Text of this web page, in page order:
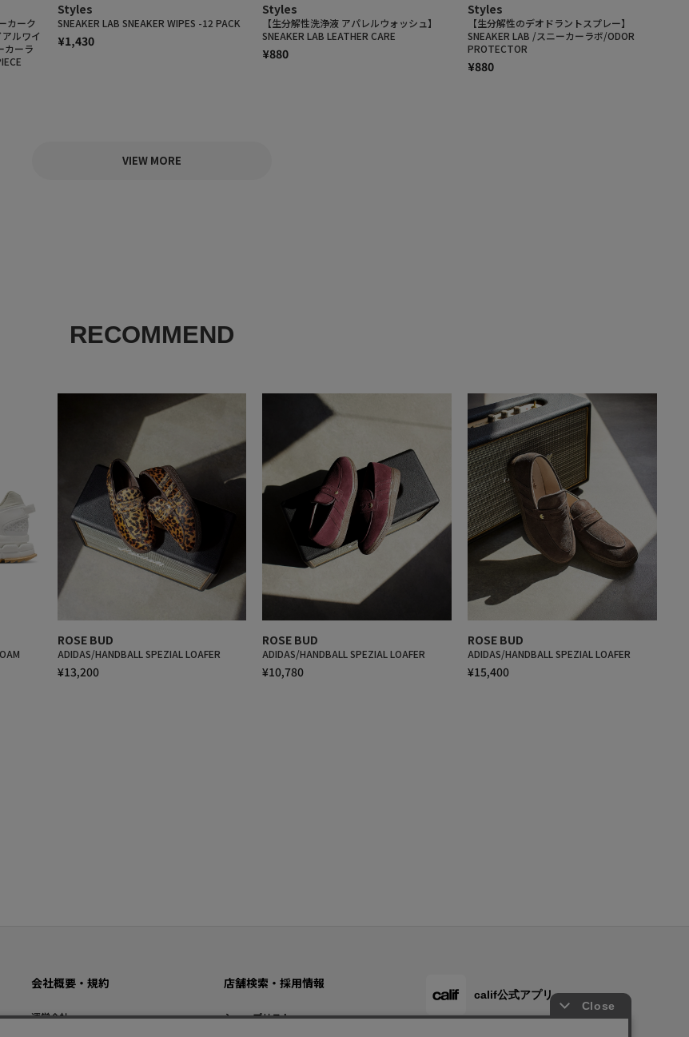
カーク
ルワイ
カーラ
Styles
SNEAKER LAB SNEAKER WIPES -12 PACK
¥1,430
Styles
【生分解性洗浄液 アパレルウォッシュ】
SNEAKER LAB LEATHER CARE
¥880
Styles
【生分解性のデオドラントスプレー】
SNEAKER LAB /スニーカーラボ/ODOR
PROTECTOR
¥880
VIEW MORE
RECOMMEND
ROSE BUD
ADIDAS/HANDBALL SPEZIAL LOAFER
¥13,200
ROSE BUD
ADIDAS/HANDBALL SPEZIAL LOAFER
¥10,780
ROSE BUD
ADIDAS/HANDBALL SPEZIAL LOAFER
¥15,400
会社概要・規約
運営会社
店舗検索・採用情報
ショップリスト
calif公式アプリ